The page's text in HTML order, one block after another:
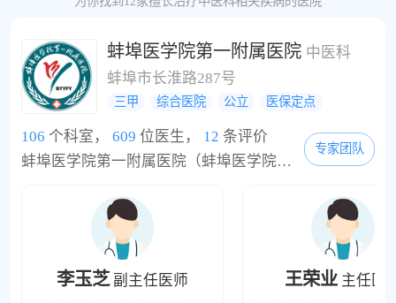
挂号服务。
蚌埠医学院第一附属医院 中医科
蚌埠市长淮路287号
三甲 综合医院 公立 医保定点
106 个科室， 609 位医生， 12 条评价
蚌埠医学院第一附属医院（蚌埠医学院附属肿瘤医院）是皖北地区规模最大的集医疗、教学、科研、预防、康复、保健和急救为一体的大型综合性医院，也是国家首批三级甲等医院、国家级爱婴医院、国家药物临床试验机构。医院始建于1952年，前身为中央人民政府治淮委员会直属医院，1958年医院更名为蚌埠医学院附属医院，2006年更名为蚌埠医学院第一附属医院，2010年增名蚌埠医学院附属肿瘤医院。作为省级医疗中心，医院立足蚌埠，服务安徽，面...
专家团队
李玉芝 副主任医师
王荣业 主任医